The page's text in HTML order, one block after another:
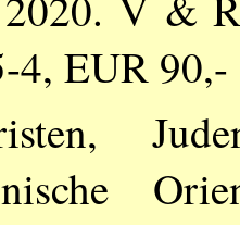
4, EUR 90,-